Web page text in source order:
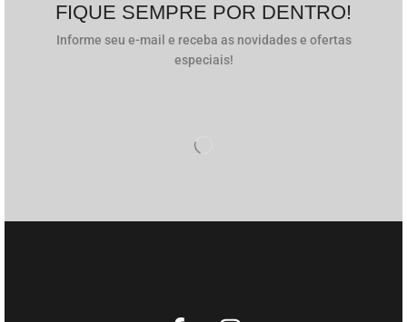
FIQUE SEMPRE POR DENTRO!
Informe seu e-mail e receba as novidades e ofertas
especiais!